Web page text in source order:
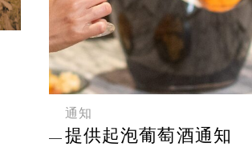
通知
提供起泡葡萄酒通知